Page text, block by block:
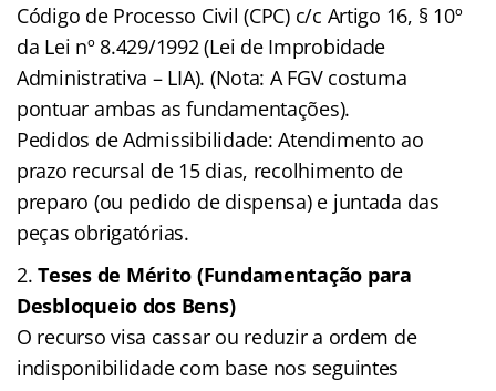
Código de Processo Civil (CPC) c/c Artigo 16, § 10º
da Lei nº 8.429/1992 (Lei de Improbidade
Administrativa – LIA). (Nota: A FGV costuma
pontuar ambas as fundamentações).
Pedidos de Admissibilidade: Atendimento ao
prazo recursal de 15 dias, recolhimento de
preparo (ou pedido de dispensa) e juntada das
peças obrigatórias.
Teses de Mérito (Fundamentação para
Desbloqueio dos Bens)
O recurso visa cassar ou reduzir a ordem de
indisponibilidade com base nos seguintes